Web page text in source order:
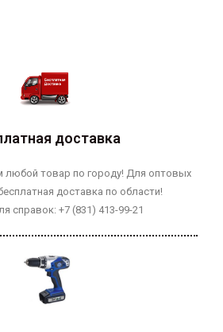
доставка
любой товар по городу! Для оптовых
доставка по области!
справок: +7 (831) 413-99-21